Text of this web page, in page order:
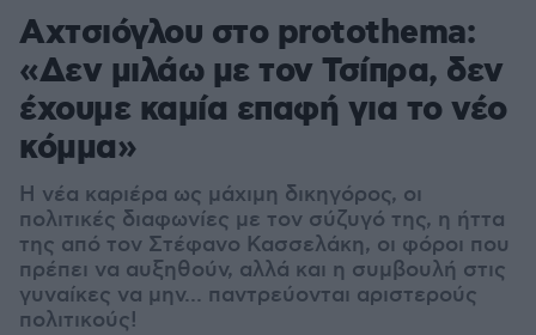
Αχτσιόγλου στο protothema:
«Δεν μιλάω με τον Τσίπρα, δεν
έχουμε καμία επαφή για το νέο
κόμμα»
Η νέα καριέρα ως μάχιμη δικηγόρος, οι
πολιτικές διαφωνίες με τον σύζυγό της, η ήττα
της από τον Στέφανο Κασσελάκη, οι φόροι που
πρέπει να αυξηθούν, αλλά και η συμβουλή στις
γυναίκες να μην... παντρεύονται αριστερούς
πολιτικούς!